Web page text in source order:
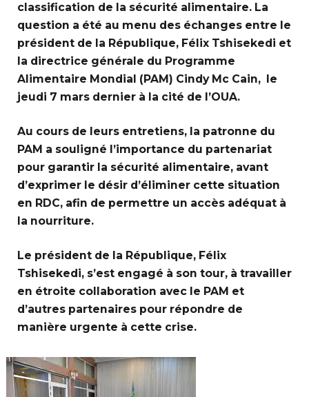
classification de la sécurité alimentaire. La
question a été au menu des échanges entre le
président de la République, Félix Tshisekedi et
la directrice générale du Programme
Alimentaire Mondial (PAM) Cindy Mc Cain, le
jeudi 7 mars dernier à la cité de l’OUA.
Au cours de leurs entretiens, la patronne du
PAM a souligné l’importance du partenariat
pour garantir la sécurité alimentaire, avant
d’exprimer le désir d’éliminer cette situation
en RDC, afin de permettre un accès adéquat à
la nourriture.
Le président de la République, Félix
Tshisekedi, s’est engagé à son tour, à travailler
en étroite collaboration avec le PAM et
d’autres partenaires pour répondre de
manière urgente à cette crise.